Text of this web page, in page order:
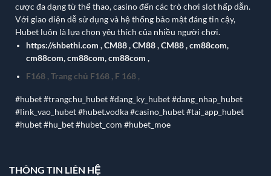
cược đa dạng từ thể thao, casino đến các trò chơi slot hấp dẫn.
Với giao diện dễ sử dụng và hệ thống bảo mật đáng tin cậy,
Hubet luôn là lựa chọn yêu thích của nhiều người chơi.
https://shbethi.com ,CM88,CM88,CM88,cm88com,
cm88com,cm88com,cm88com ,
F168, Trang chủ F168, F 168,
#hubet #trangchu_hubet #dang_ky_hubet #dang_nhap_hubet
#link_vao_hubet #hubet.vodka #casino_hubet #tai_app_hubet
#hubet #hu_bet #hubet_com #hubet_moe
THÔNG TIN LIÊN HỆ